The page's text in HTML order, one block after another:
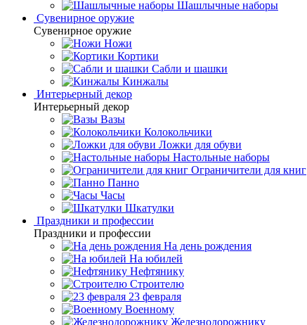
Шашлычные наборы
Сувенирное оружие
Сувенирное оружие
Ножи
Кортики
Сабли и шашки
Кинжалы
Интерьерный декор
Интерьерный декор
Вазы
Колокольчики
Ложки для обуви
Настольные наборы
Ограничители для книг
Панно
Часы
Шкатулки
Праздники и профессии
Праздники и профессии
На день рождения
На юбилей
Нефтянику
Строителю
23 февраля
Военному
Железнодорожнику